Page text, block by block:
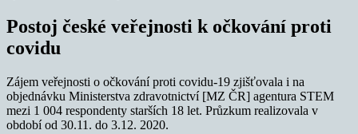
Postoj české veřejnosti k očkování proti
covidu
Zájem veřejnosti o očkování proti covidu-19 zjišťovala i na
objednávku Ministerstva zdravotnictví [MZ ČR] agentura STEM
mezi 1 004 respondenty starších 18 let. Průzkum realizovala v
období od 30.11. do 3.12. 2020.